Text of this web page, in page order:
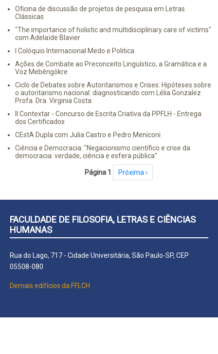
Oficina de discussão de projetos de pesquisa em Letras
Clássicas
"The importance of holistic and multidisciplinary care of victims"
com Adelaïde Blavier
I Colóquio Internacional Medo e Politica
Ações de Combate ao Preconceito Linguístico, a Gramática e a
Voz Mebêngôkre
Ciclo de Debates sobre Autoritarismos e Crises: Hipóteses sobre
o autoritarismo nacional: diagnosticando com Lélia Gonzalez
Profa. Dra. Virginia Costa
II Contextar - Concurso de Escrita Criativa da PPFLH - Entrega
dos Certificados
CEstA Dupla com Julia Castro e Pedro Meniconi
Ciência e Democracia: "Negacionismo científico e crise da
democracia: verdade, ciência e esfera pública"
Página 1 Próxima página
Próxima ›
FACULDADE DE FILOSOFIA, LETRAS E CIÊNCIAS
HUMANAS
Rua do Lago, 717 - Cidade Universitária, São Paulo-SP, CEP
05508-080
Demais edifícios da FFLCH